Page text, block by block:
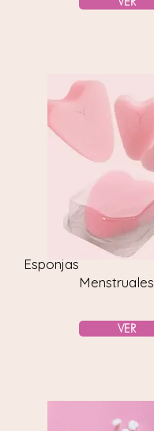
Esponjas
Menstruales
VER